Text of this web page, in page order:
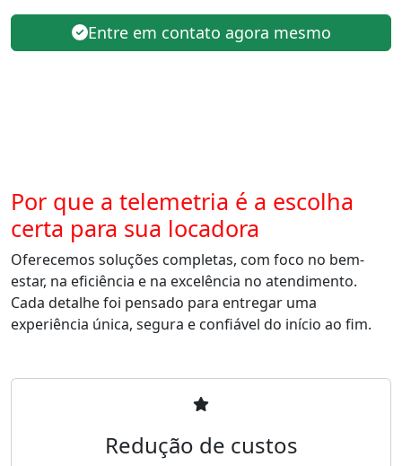
Entre em contato agora mesmo
Por que a telemetria é a escolha
certa para sua locadora
Oferecemos soluções completas, com foco no bem-
estar, na eficiência e na excelência no atendimento.
Cada detalhe foi pensado para entregar uma
experiência única, segura e confiável do início ao fim.
Redução de custos